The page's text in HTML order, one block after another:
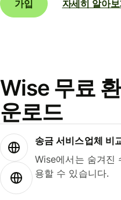
가입
자세히 알아보
Wise 무료
운로드
송금 서비스업체 비
Wise에서는 숨겨진
용할 수 있습니다.